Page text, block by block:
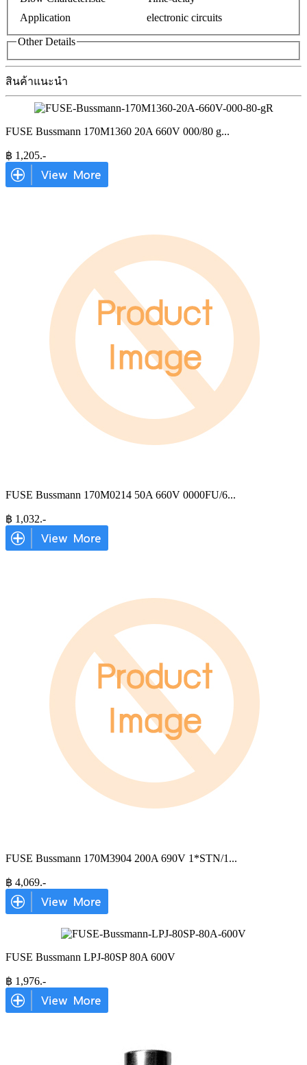
Application
electronic circuits
Other Details
สินค้าแนะนำ
FUSE Bussmann 170M1360 20A 660V 000/80 g...
฿ 1,205.-
FUSE Bussmann 170M0214 50A 660V 0000FU/6...
฿ 1,032.-
FUSE Bussmann 170M3904 200A 690V 1*STN/1 ...
฿ 4,069.-
FUSE Bussmann LPJ-80SP 80A 600V
฿ 1,976.-